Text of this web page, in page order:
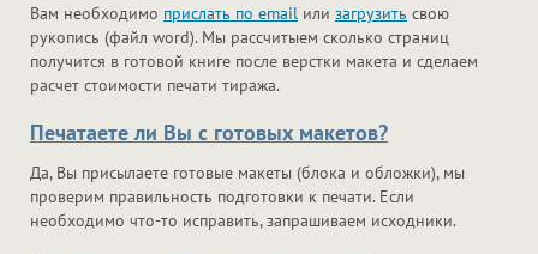
Вам необходимо прислать по email или загрузить свою
рукопись (файл word). Мы рассчитыем сколько страниц
получится в готовой книге после верстки макета и сделаем
расчет стоимости печати тиража.
Печатаете ли Вы с готовых макетов?
Да, Вы присылаете готовые макеты (блока и обложки), мы
проверим правильность подготовки к печати. Если
необходимо что-то исправить, запрашиваем исходники.